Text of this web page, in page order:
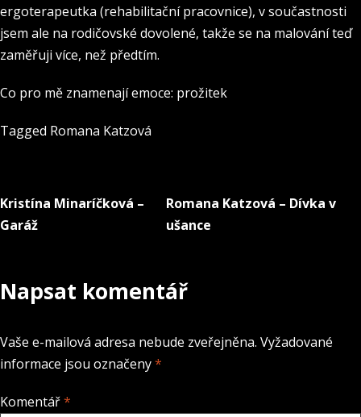
ergoterapeutka (rehabilitační pracovnice), v součastnosti
jsem ale na rodičovské dovolené, takže se na malování teď
zaměřuji více, než předtím.
Co pro mě znamenají emoce: prožitek
Tagged Romana Katzová
Navigace
příspěvek
Kristína Minaríčková –
Garáž
Romana Katzová – Dívka v
ušance
Napsat komentář
Vaše e-mailová adresa nebude zveřejněna. Vyžadované
informace jsou označeny*
Komentář*